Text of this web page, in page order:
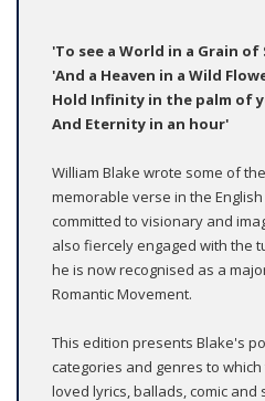
'To see a World in a Grain of
'And a Heaven in a Wild
Hold Infinity in the palm of
And Eternity in an hour'
William Blake wrote some of
memorable verse in the
committed to visionary and
also fiercely engaged with the
he is now recognised as a
Romantic Movement.
This edition presents Blake's
categories and genres to
loved lyrics, ballads, comic